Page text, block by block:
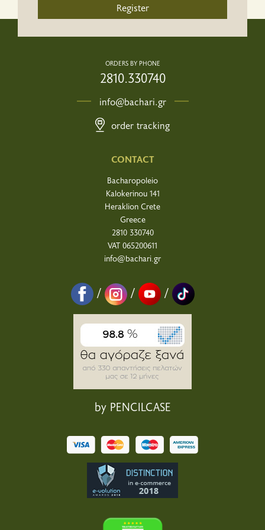
Register
CONTACT
Bacharopoleio
Kalokerinou 141
Heraklion Crete
Greece
2810 330740
VAT 065200611
info@bachari.gr
/ / /
by PENCILCASE
ORDERS BY PHONE
2810.330740
info@bachari.gr
order tracking